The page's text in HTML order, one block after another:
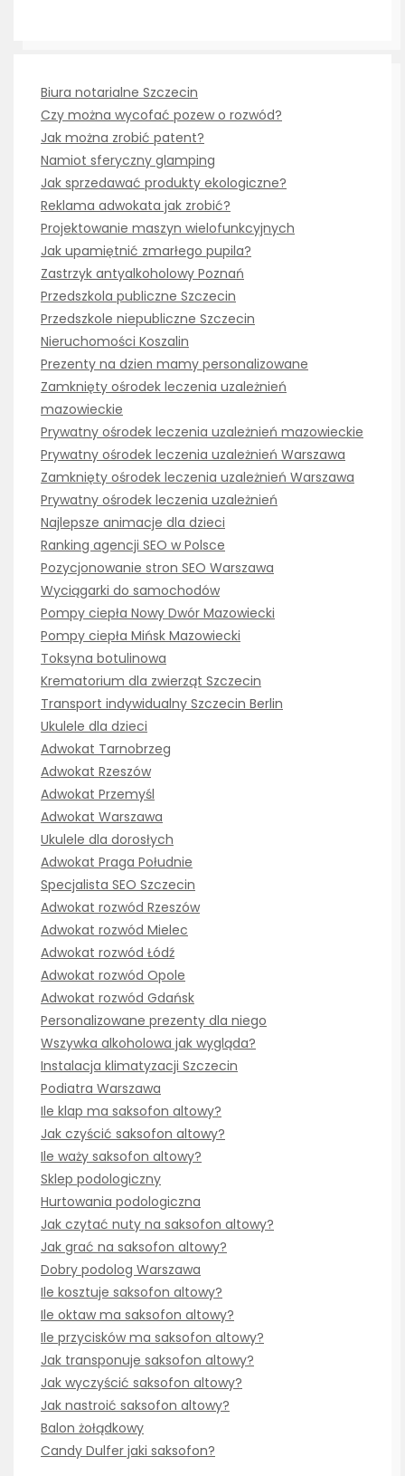
Biura notarialne Szczecin
Czy można wycofać pozew o rozwód?
Jak można zrobić patent?
Namiot sferyczny glamping
Jak sprzedawać produkty ekologiczne?
Reklama adwokata jak zrobić?
Projektowanie maszyn wielofunkcyjnych
Jak upamiętnić zmarłego pupila?
Zastrzyk antyalkoholowy Poznań
Przedszkola publiczne Szczecin
Przedszkole niepubliczne Szczecin
Nieruchomości Koszalin
Prezenty na dzien mamy personalizowane
Zamknięty ośrodek leczenia uzależnień
mazowieckie
Prywatny ośrodek leczenia uzależnień mazowieckie
Prywatny ośrodek leczenia uzależnień Warszawa
Zamknięty ośrodek leczenia uzależnień Warszawa
Prywatny ośrodek leczenia uzależnień
Najlepsze animacje dla dzieci
Ranking agencji SEO w Polsce
Pozycjonowanie stron SEO Warszawa
Wyciągarki do samochodów
Pompy ciepła Nowy Dwór Mazowiecki
Pompy ciepła Mińsk Mazowiecki
Toksyna botulinowa
Krematorium dla zwierząt Szczecin
Transport indywidualny Szczecin Berlin
Ukulele dla dzieci
Adwokat Tarnobrzeg
Adwokat Rzeszów
Adwokat Przemyśl
Adwokat Warszawa
Ukulele dla dorosłych
Adwokat Praga Południe
Specjalista SEO Szczecin
Adwokat rozwód Rzeszów
Adwokat rozwód Mielec
Adwokat rozwód Łódź
Adwokat rozwód Opole
Adwokat rozwód Gdańsk
Personalizowane prezenty dla niego
Wszywka alkoholowa jak wygląda?
Instalacja klimatyzacji Szczecin
Podiatra Warszawa
Ile klap ma saksofon altowy?
Jak czyścić saksofon altowy?
Ile waży saksofon altowy?
Sklep podologiczny
Hurtowania podologiczna
Jak czytać nuty na saksofon altowy?
Jak grać na saksofon altowy?
Dobry podolog Warszawa
Ile kosztuje saksofon altowy?
Ile oktaw ma saksofon altowy?
Ile przycisków ma saksofon altowy?
Jak transponuje saksofon altowy?
Jak wyczyścić saksofon altowy?
Jak nastroić saksofon altowy?
Balon żołądkowy
Candy Dulfer jaki saksofon?